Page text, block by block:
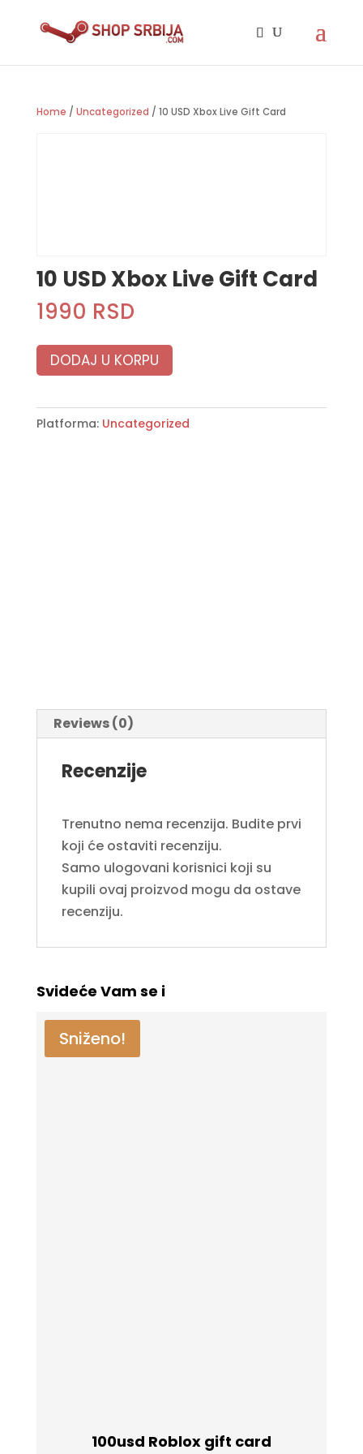
Home / Uncategorized / 10 USD Xbox Live Gift Card
10 USD Xbox Live Gift Card
1990 RSD
DODAJ U KORPU
Platforma: Uncategorized
Reviews (0)
Recenzije
Trenutno nema recenzija. Budite prvi
koji će ostaviti recenziju.
Samo ulogovani korisnici koji su
kupili ovaj proizvod mogu da ostave
recenziju.
Svideće Vam se i
Sniženo!
100usd Roblox gift card